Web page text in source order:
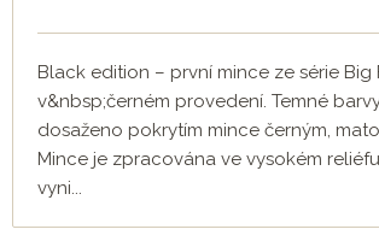
Black edition – první mince ze série Big
v&nbsp;černém provedení. Temné
dosaženo pokrytím mince černým,
Mince je zpracována ve vysokém
vyni...